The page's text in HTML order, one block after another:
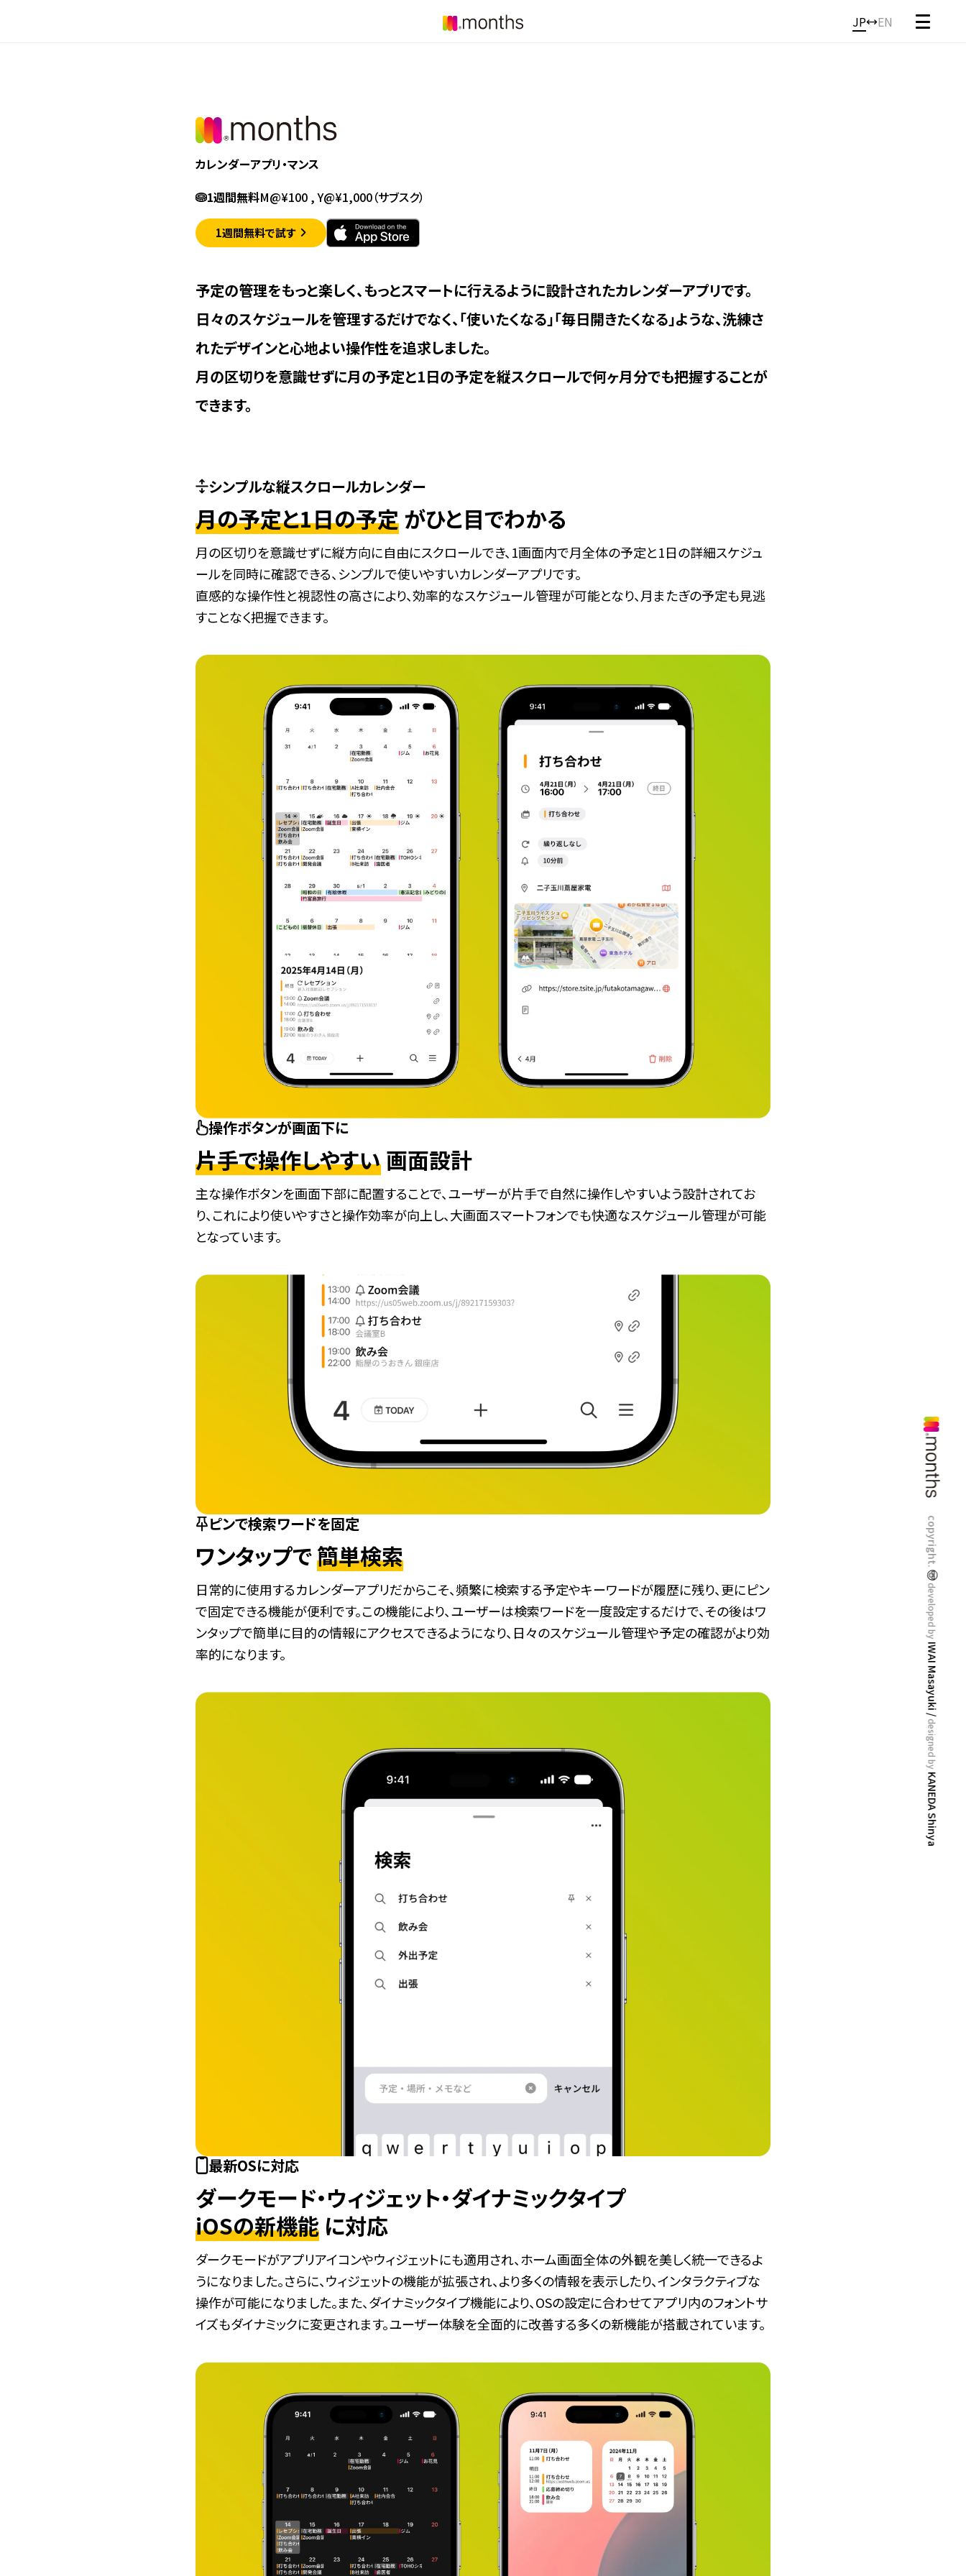
JP EN
copyright.
developed by
IWAI Masayuki /
designed by
KANEDA Shinya
縦スクロールカレンダーアプリ「months（マンス）」｜月をまたぐ予定も片手
カレンダーアプリ・マンス
1週間無料M@¥100 , Y@¥1,000（サブスク）
1週間無料で試す
予定の管理をもっと楽しく、もっとスマートに行えるように設計されたカレンダーアプリです。
日々のスケジュールを管理するだけでなく、「使いたくなる」「毎日開きたくなる」ような、洗練さ
れたデザインと心地よい操作性を追求しました。
月の区切りを意識せずに月の予定と1日の予定を縦スクロールで何ヶ月分でも把握することが
できます。
シンプルな縦スクロールカレンダー
月の予定と1日の予定がひと目でわかる
月の区切りを意識せずに縦方向に自由にスクロールでき、1画面内で月全体の予定と1日の詳細スケジュ
ールを同時に確認できる、シンプルで使いやすいカレンダーアプリです。
直感的な操作性と視認性の高さにより、効率的なスケジュール管理が可能となり、月またぎの予定も見逃
すことなく把握できます。
操作ボタンが画面下に
片手で操作しやすい画面設計
主な操作ボタンを画面下部に配置することで、ユーザーが片手で自然に操作しやすいよう設計されてお
り、これにより使いやすさと操作効率が向上し、大画面スマートフォンでも快適なスケジュール管理が可能
となっています。
ピンで検索ワードを固定
ワンタップで簡単検索
日常的に使用するカレンダーアプリだからこそ、頻繁に検索する予定やキーワードが履歴に残り、更にピン
で固定できる機能が便利です。この機能により、ユーザーは検索ワードを一度設定するだけで、その後はワ
ンタップで簡単に目的の情報にアクセスできるようになり、日々のスケジュール管理や予定の確認がより効
率的になります。
最新OSに対応
ダークモード・ウィジェット・ダイナミックタイプ
iOSの新機能 に対応
ダークモードがアプリアイコンやウィジェットにも適用され、ホーム画面全体の外観を美しく統一できるよ
うになりました。さらに、ウィジェットの機能が拡張され、より多くの情報を表示したり、インタラクティブな
操作が可能になりました。また、ダイナミックタイプ機能により、OSの設定に合わせてアプリ内のフォントサ
イズもダイナミックに変更されます。ユーザー体験を全面的に改善する多くの新機能が搭載されています。